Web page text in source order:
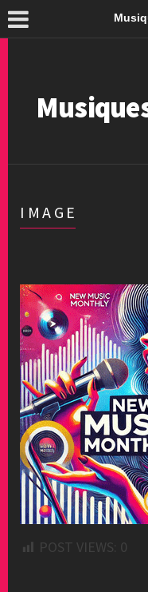
IMAGE
POST VIEWS: 0